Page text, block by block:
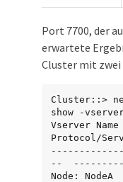
Port 7700, der
erwartete
Cluster mit
Cluster::>
show -
Vserver
Protocol/
--
Node: NodeA